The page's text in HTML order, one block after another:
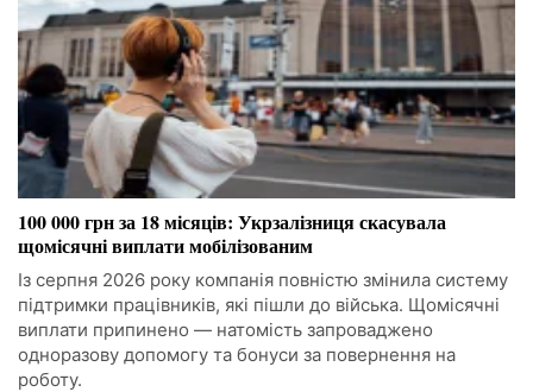
100 000 грн за 18 місяців: Укрзалізниця скасувала
щомісячні виплати мобілізованим
Із серпня 2026 року компанія повністю змінила систему
підтримки працівників, які пішли до війська. Щомісячні
виплати припинено — натомість запроваджено
одноразову допомогу та бонуси за повернення на
роботу.